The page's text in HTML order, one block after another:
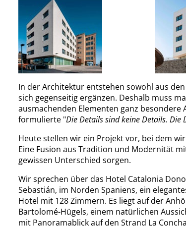
In der Architektur entstehen sowohl aus
sich gegenseitig ergänzen. Deshalb muss
ausmachenden Elementen ganz
formulierte "Die Details sind keine Details. Die
Heute stellen wir ein Projekt vor, bei dem
Eine Fusion aus Tradition und Modernität
gewissen Unterschied sorgen.
Wir sprechen über das Hotel Catalonia
Sebastián, im Norden Spaniens, ein
Hotel mit 128 Zimmern. Es liegt auf der
Bartolomé-Hügels, einem natürlichen
mit Panoramablick auf den Strand La